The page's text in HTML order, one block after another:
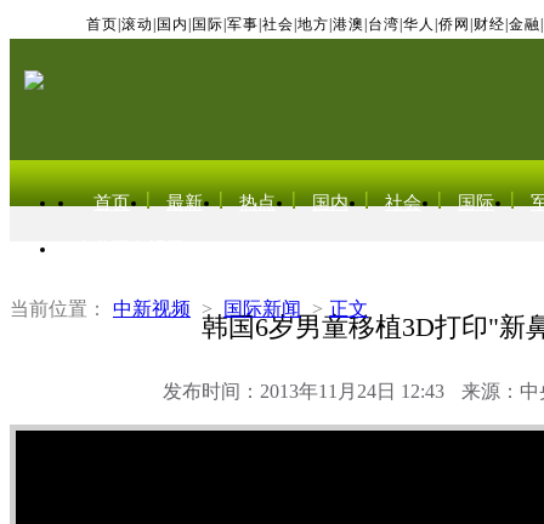
首页 滚动 国内 国际 军事 社会 地方 港澳 台湾 华人 侨网 财经 金融
首页 最新 热点 国内 社会 国际
当前位置： 中新视频 > 国际新闻 > 正文
韩国6岁男童移植3D打印"新
发布时间：2013年11月24日 12:43 来源：中